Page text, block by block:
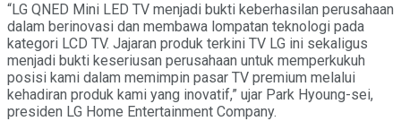
“LG QNED Mini LED TV menjadi bukti keberhasilan perusahaan
dalam berinovasi dan membawa lompatan teknologi pada
kategori LCD TV. Jajaran produk terkini TV LG ini sekaligus
menjadi bukti keseriusan perusahaan untuk memperkukuh
posisi kami dalam memimpin pasar TV premium melalui
kehadiran produk kami yang inovatif,” ujar Park Hyoung-sei,
presiden LG Home Entertainment Company.